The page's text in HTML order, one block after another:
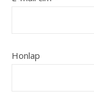
Honlap